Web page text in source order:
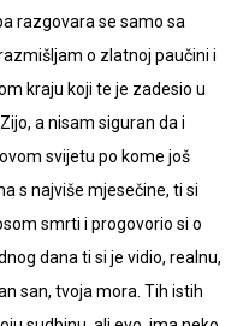
razgovara se samo sa
o zlatnoj paučini i
kraju koji te je zadesio u
a nisam siguran da i
svijetu po kome još
s najviše mjesečine, ti si
smrti i progovorio si o
dana ti si je vidio, realnu,
san, tvoja mora. Tih istih